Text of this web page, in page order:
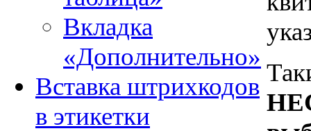
Вкладка
«Дополнительно»
Вставка штрихкодов
в этикетки